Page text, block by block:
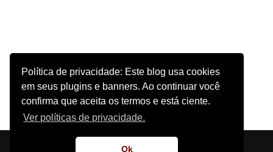
Política de privacidade: Este blog usa cookies
em seus plugins e banners. Ao continuar você
confirma que aceita os termos e está ciente.
Ver políticas de privacidade.
Ok
Sobre o Site